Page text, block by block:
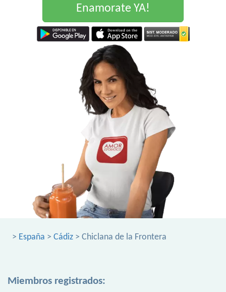
Enamorate YA!
> España > Cádiz > Chiclana de la Frontera
Miembros registrados: